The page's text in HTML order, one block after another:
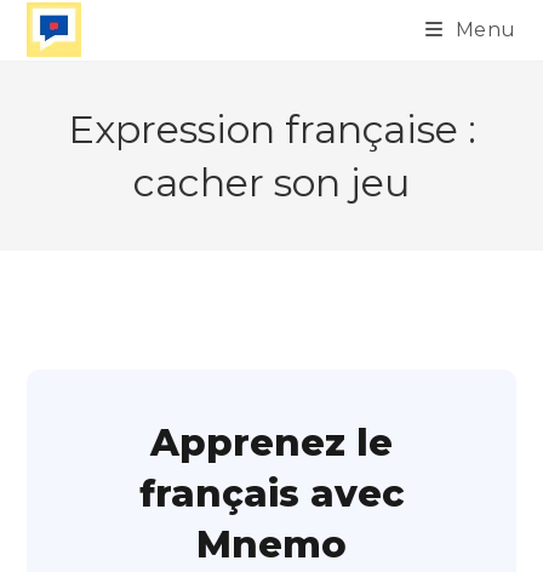
Skip
Menu
Expression française :
cacher son jeu
Apprenez le
français avec
Mnemo